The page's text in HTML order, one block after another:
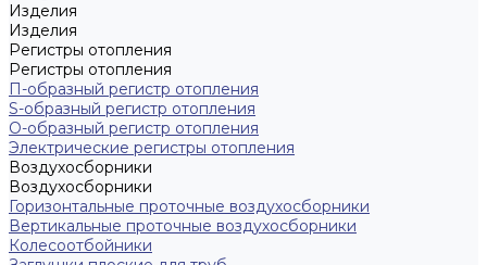
Изделия
Изделия
Регистры отопления
Регистры отопления
П-образный регистр отопления
S-образный регистр отопления
O-образный регистр отопления
Электрические регистры отопления
Воздухосборники
Воздухосборники
Горизонтальные проточные воздухосборники
Вертикальные проточные воздухосборники
Колесоотбойники